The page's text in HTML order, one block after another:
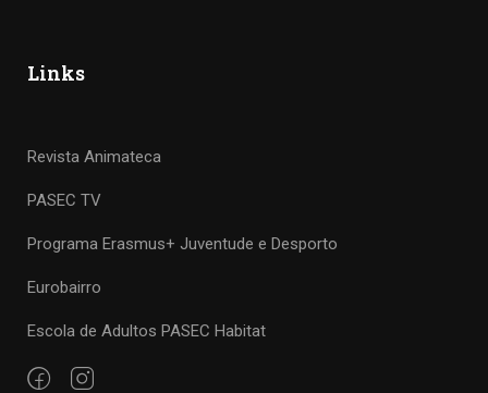
Links
Revista Animateca
PASEC TV
Programa Erasmus+ Juventude e Desporto
Eurobairro
Escola de Adultos PASEC Habitat